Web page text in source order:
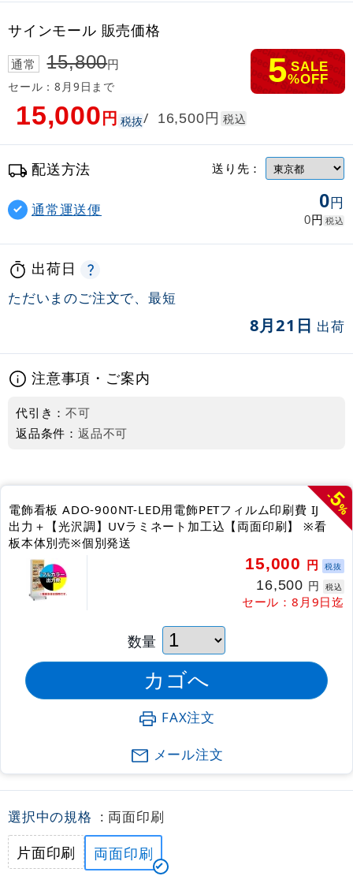
サインモール 販売価格
通常 15,800円
セール：8月9日まで 5 SALE
%OFF
15,000円 税抜/ 16,500円 税込
配送方法 送り先：
通常運送便 0円
0円 税込
出荷日
ただいまのご注文で、最短
8月21日 出荷
注意事項・ご案内
代引き：不可
返品条件： 返品不可
-
5
%
電飾看板 ADO-900NT-LED用電飾PETフィルム印刷費 IJ
出力＋【光沢調】UVラミネート加工込【両面印刷】 ※看
板本体別売※個別発送
15,000 円 税抜
16,500 円 税込
セール：8月9日迄
数量
FAX注文
メール注文
選択中の規格 : 両面印刷
片面印刷 両面印刷